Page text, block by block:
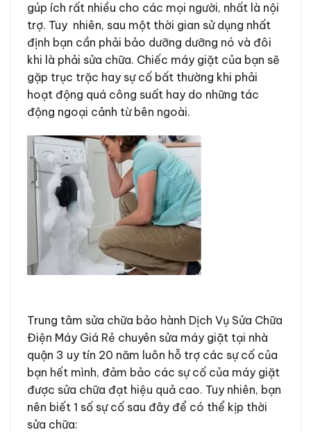
gúp ích rất nhiều cho các mọi người, nhất là nội
trợ. Tuy nhiên, sau một thời gian sử dụng nhất
định bạn cần phải bảo dưỡng dưỡng nó và đôi
khi là phải sửa chữa. Chiếc máy giặt của bạn sẽ
gặp trục trặc hay sự cố bất thường khi phải
hoạt động quá công suất hay do những tác
động ngoại cảnh từ bên ngoài.
Trung tâm sửa chữa bảo hành Dịch Vụ Sửa Chữa
Điện Máy Giá Rẻ chuyên sửa máy giặt tại nhà
quận 3 uy tín 20 năm luôn hỗ trợ các sự cố của
bạn hết mình, đảm bảo các sự cố của máy giặt
được sửa chữa đạt hiệu quả cao. Tuy nhiên, bạn
nên biết 1 số sự cố sau đây để có thể kịp thời
sửa chữa: